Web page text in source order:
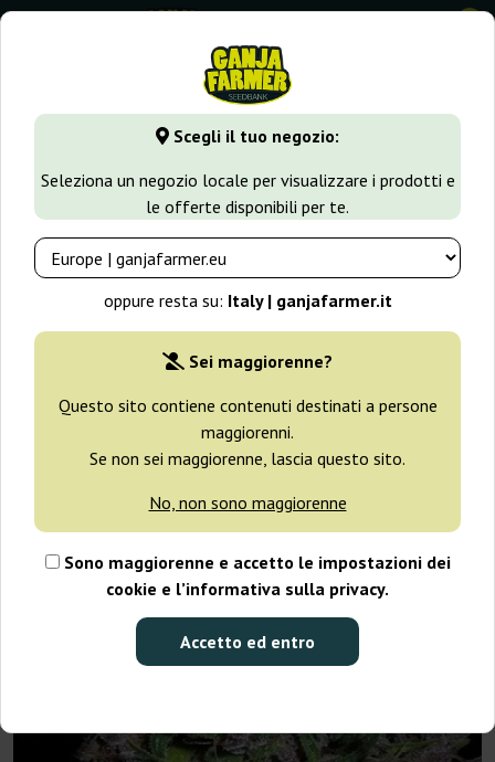
⭐ -40% Varietà a crescita rapida ⭐
⏰ 2 giorni 03:45:36
Scegli il tuo negozio:
Seleziona un negozio locale per visualizzare i prodotti e
le offerte disponibili per te.
oppure resta su: Italy | ganjafarmer.it
Sei maggiorenne?
Questo sito contiene contenuti destinati a persone
maggiorenni.
Se non sei maggiorenne, lascia questo sito.
No, non sono maggiorenne
Sono maggiorenne e accetto le impostazioni dei
cookie e l’informativa sulla privacy.
Accetto ed entro
0
GanjaFarmer.it Tipi di Semi Semi Sativa Honduras x
Honduras x Panama Ace Seeds